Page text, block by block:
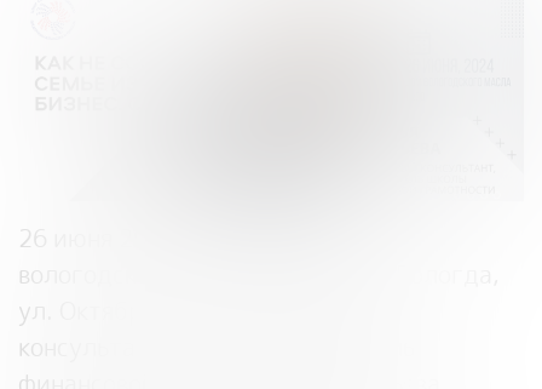
26 июня 2024г. в 15:00 в
вологодского масла
ул. Октябрьская, 11, финансовый
консультант, руководитель